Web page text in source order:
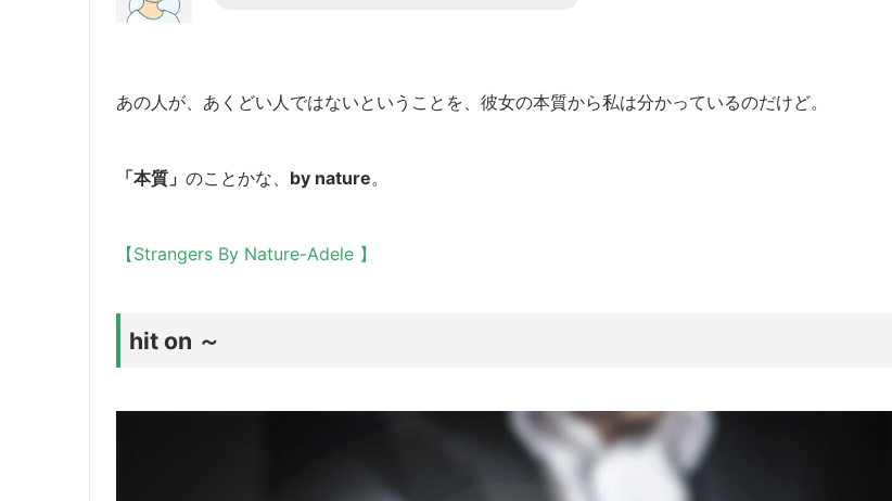
あの人が、あくどい人ではないということを、彼女の本質から私は分かっているのだけど。
「本質」 のことかな、 by nature。
【Strangers By Nature-Adele 】
hit on ～